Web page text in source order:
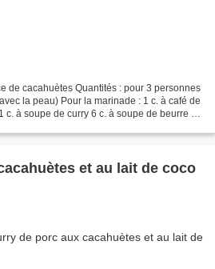
de cacahuètes Quantités : pour 3 personnes
la peau) Pour la marinade : 1 c. à café de
à soupe de curry 6 c. à soupe de beurre de
et au lait de coco